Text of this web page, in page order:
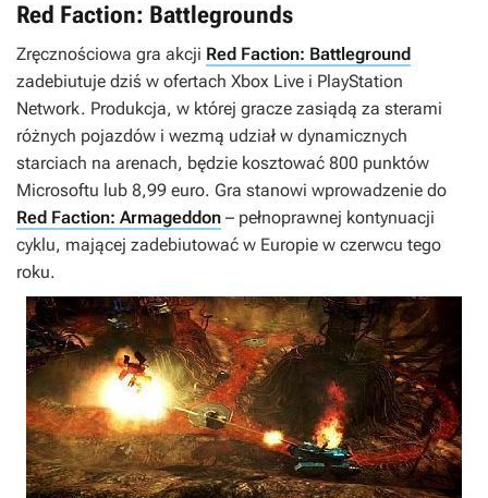
Red Faction: Battlegrounds
Zręcznościowa gra akcji Red Faction: Battleground
zadebiutuje dziś w ofertach Xbox Live i PlayStation
Network. Produkcja, w której gracze zasiądą za sterami
różnych pojazdów i wezmą udział w dynamicznych
starciach na arenach, będzie kosztować 800 punktów
Microsoftu lub 8,99 euro. Gra stanowi wprowadzenie do
Red Faction: Armageddon – pełnoprawnej kontynuacji
cyklu, mającej zadebiutować w Europie w czerwcu tego
roku.